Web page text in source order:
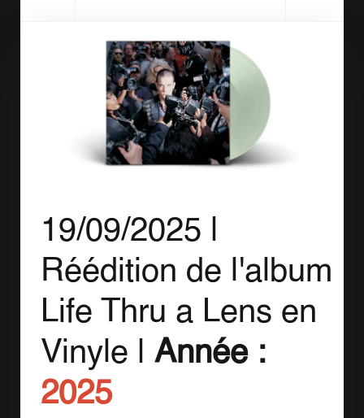
19/09/2025 |
Réédition de l'album
Life Thru a Lens en
Vinyle | Année :
2025